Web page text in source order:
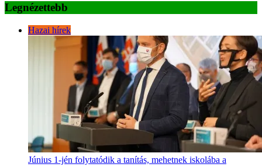
Legnézettebb
Hazai hírek
Június 1-jén folytatódik a tanítás, mehetnek iskolába a